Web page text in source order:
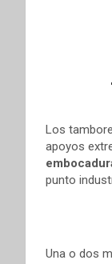
Los
apoyos
punto
Una o dos